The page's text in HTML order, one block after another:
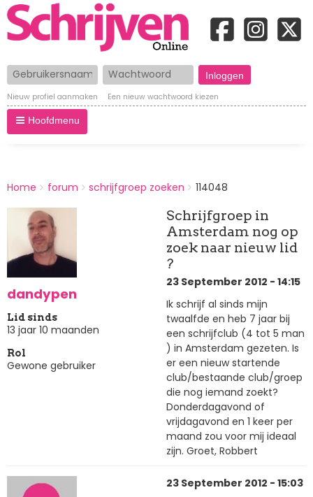
Gebruikersnaam Wachtwoord
Nieuw profiel aanmaken Een nieuw wachtwoord kiezen
Hoofdmenu
BREADCRUMBS
You
here:
Home forum schrijfgroep zoeken 114048
dandypen
Lid sinds
13 jaar 10 maanden
Rol
Gewone gebruiker
Schrijfgroep in
Amsterdam nog op
zoek naar nieuw lid
?
23 September 2012 - 14:15
Ik schrijf al sinds mijn
twaalfde en heb 7 jaar bij
een schrijfclub (4 tot 5 man
) in Amsterdam gezeten. Is
er een nieuw startende
club/bestaande club/groep
die nog iemand zoekt?
Donderdagavond of
vrijdagavond en 1 keer per
maand zou voor mij ideaal
zijn. Groet, Robbert
23 September 2012 - 15:03